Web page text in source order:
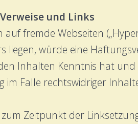
und Links
fremde Webseiten
liegen, würde eine
Inhalten Kenntnis hat
im Falle rechtswidriger
Zeitpunkt der